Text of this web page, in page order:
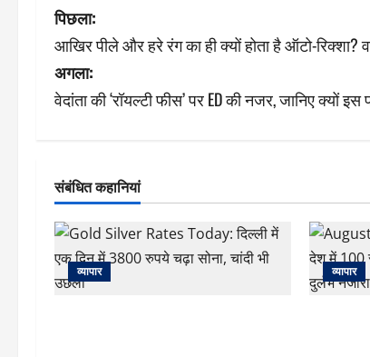
पो
स्ट
ने
गे
श
न
पिछला:
आखिर पीले और हरे रंग का ही क्यों होता है ऑटो-रिक्शा?
अगला:
वेदांता की ‘रॉयल्टी फीस’ पर ED की नजर, जानिए
संबंधित कहानियां
व्यापार व्यापार